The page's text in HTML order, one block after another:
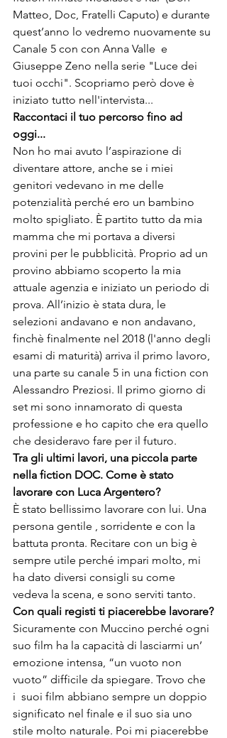
Matteo, Doc, Fratelli Caputo) e durante
quest’anno lo vedremo nuovamente su
Canale 5 con con Anna Valle  e
Giuseppe Zeno nella serie "Luce dei
tuoi occhi". Scopriamo però dove è
iniziato tutto nell'intervista...
Raccontaci il tuo percorso fino ad
oggi...
Non ho mai avuto l’aspirazione di
diventare attore, anche se i miei
genitori vedevano in me delle
potenzialità perché ero un bambino
molto spigliato. È partito tutto da mia
mamma che mi portava a diversi
provini per le pubblicità. Proprio ad un
provino abbiamo scoperto la mia
attuale agenzia e iniziato un periodo di
prova. All’inizio è stata dura, le
selezioni andavano e non andavano,
finchè finalmente nel 2018 (l'anno degli
esami di maturità) arriva il primo lavoro,
una parte su canale 5 in una fiction con
Alessandro Preziosi. Il primo giorno di
set mi sono innamorato di questa
professione e ho capito che era quello
che desideravo fare per il futuro.
Tra gli ultimi lavori, una piccola parte
nella fiction DOC. Come è stato
lavorare con Luca Argentero?
È stato bellissimo lavorare con lui. Una
persona gentile , sorridente e con la
battuta pronta. Recitare con un big è
sempre utile perché impari molto, mi
ha dato diversi consigli su come
vedeva la scena, e sono serviti tanto.
Con quali registi ti piacerebbe lavorare?
Sicuramente con Muccino perché ogni
suo film ha la capacità di lasciarmi un’
emozione intensa, “un vuoto non
vuoto” difficile da spiegare. Trovo che
i  suoi film abbiano sempre un doppio
significato nel finale e il suo sia uno
stile molto naturale. Poi mi piacerebbe